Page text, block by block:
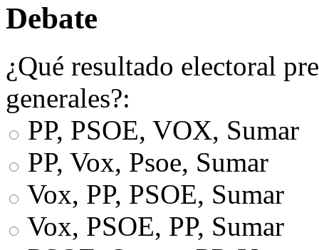
Debate
¿Qué resultado electoral
generales?:
PP, PSOE, VOX, Sumar
PP, Vox, Psoe, Sumar
Vox, PP, PSOE, Sumar
Vox, PSOE, PP, Sumar